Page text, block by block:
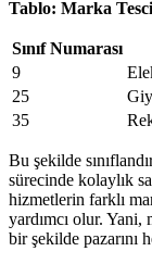
Tablo: Marka
Sınıf Numarası
9
25
35
Bu şekilde
sürecinde kolaylık
hizmetlerin farklı
yardımcı olur.
bir şekilde pazarını